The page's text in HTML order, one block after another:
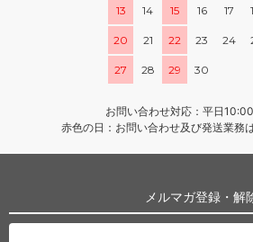
13 14 15 16 17
20 21 22 23 24
27 28 29 30
お問い合わせ対応：平日
赤色の日：お問い合わせ及び発送業務
メルマガ登録・解